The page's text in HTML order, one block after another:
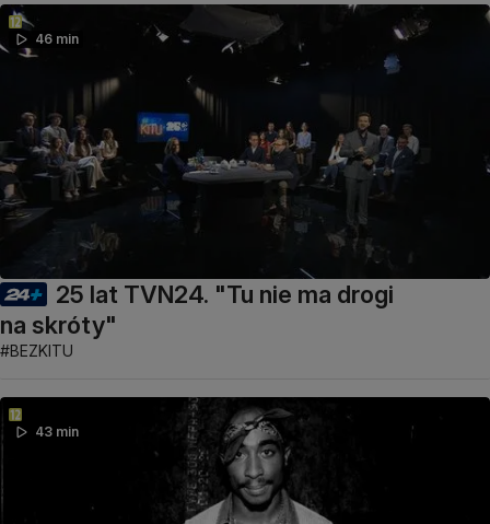
46 min
25 lat TVN24. "Tu nie ma drogi
na skróty"
#BEZKITU
43 min